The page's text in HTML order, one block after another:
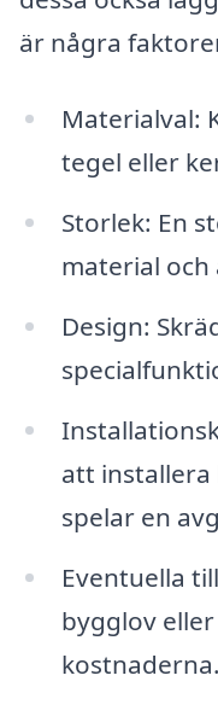
är några
Materialval:
tegel eller
Storlek: En
material och
Design:
att installera
spelar en
Eventuella
bygglov
kostnaderna.